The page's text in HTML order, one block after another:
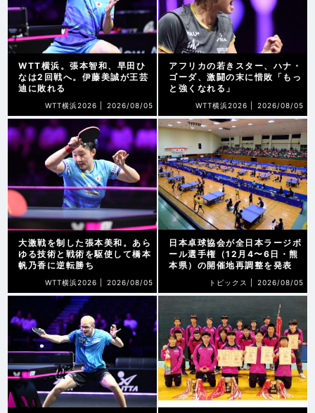
WTT横浜。張本智和、早田ひ
なは2回戦へ。伊藤美誠が王芸
迪に敗れる
WTT横浜2026 | 2026/08/05
アフリカの若きスター、ハナ・
ゴーダ、激闘の末に惜敗「もっ
と強くなれる」
WTT横浜2026 | 2026/08/05
大激戦を制した張本美和。あら
ゆる技術と戦術を駆使して橋本
帆乃香に逆転勝ち
WTT横浜2026 | 2026/08/05
日本卓球協会が全日本ラージボ
ール選手権（12月4〜6日・熊
本県）の開催地再調整を発表
トピックス | 2026/08/05